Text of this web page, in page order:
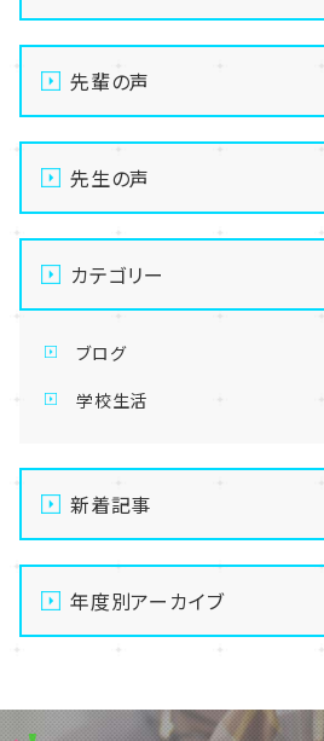
先輩の声
先生の声
カテゴリー
ブログ
学校生活
新着記事
【なんば】キラリと輝く宝物✨「
に挑戦しました！
【なんば】校舎紹介の「自習室編
温かいお出迎えで素敵な1日に
年度別アーカイブ
2025